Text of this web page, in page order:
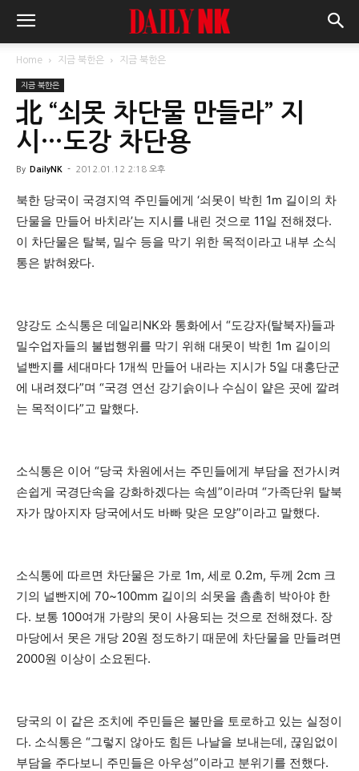
Home 지금 북한은 지금 북한은
지금 북한은
北 “쇠못 차단물 만들라” 지
시…도강 차단용
By DailyNK - 2012.01.12 2:18 오후
북한 당국이 국경지역 주민들에게 ‘쇠못이 박힌 1m 길이의 차
단물을 만들어 바치라’는 지시를 내린 것으로 11일 전해졌다.
이 차단물은 탈북, 밀수 등을 막기 위한 목적이라고 내부 소식
통은 밝혀왔다.
양강도 소식통은 데일리NK와 통화에서 “도강자(탈북자)들과
밀수업자들의 불법행위를 막기 위해 대못이 박힌 1m 길이의
널빤지를 세대마다 1개씩 만들어 내라는 지시가 5일 대홍단군
에 내려졌다”며 “국경 연선 강기슭이나 수심이 얕은 곳에 깔려
는 목적이다”고 말했다.
소식통은 이어 “당국 차원에서는 주민들에게 부담을 전가시켜
손쉽게 국경단속을 강화하겠다는 속셈”이라며 “가족단위 탈북
자가 많아지자 당국에서도 바빠 맞은 모양”이라고 말했다.
소식통에 따르면 차단물은 가로 1m, 세로 0.2m, 두께 2cm 크
기의 널빤지에 70~100mm 길이의 쇠못을 촘촘히 박아야 한
다. 보통 100여개 가량의 못이 사용되는 것으로 전해졌다. 장
마당에서 못은 개당 20원 정도하기 때문에 차단물을 만들려면
2000원 이상이 소요된다.
당국의 이 같은 조치에 주민들은 불만을 토로하고 있는 실정이
다. 소식통은 “그렇지 않아도 힘든 나날을 보내는데, 끊임없이
부담을 주다보니 주민들은 아우성”이라고 분위기를 전했다.